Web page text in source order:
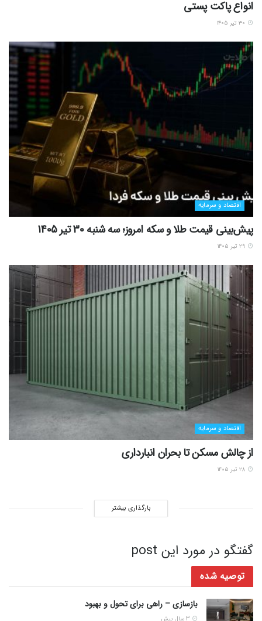
انواع پاکت پستی
اقتصاد و سرمایه
پیش‌بینی قیمت طلا و سکه امروز؛ سه شنبه 30 تیر 1405
اقتصاد و سرمایه
از چالش مسکن تا بحران انبارداری
بارگذاری بیشتر
گفتگو در مورد این post
توصیه شده
بازسازی – راهی برای تحول و بهبود